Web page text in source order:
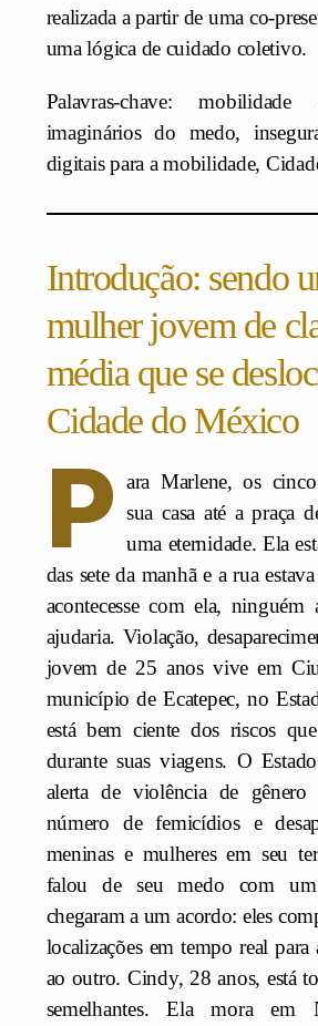
realizada a partir de uma co-
uma lógica de cuidado coletivo.
Palavras-chave: mobilidade
imaginários do medo,
digitais para a mobilidade,
Introdução: sendo
mulher jovem de
média que se
Cidade do México
P ara Marlene, os
sua casa até a praça
uma eternidade. Ela
das sete da manhã e a rua
acontecesse com ela, ninguém
ajudaria. Violação,
jovem de 25 anos vive em
município de Ecatepec, no
está bem ciente dos riscos
durante suas viagens. O
alerta de violência de
número de femicídios e
meninas e mulheres em seu
falou de seu medo com
chegaram a um acordo: eles
localizações em tempo real
ao outro. Cindy, 28 anos, está
semelhantes. Ela mora em